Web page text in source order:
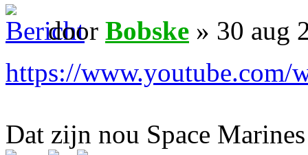
door Bobske » 30 aug
https://www.youtube.com/
Dat zijn nou Space